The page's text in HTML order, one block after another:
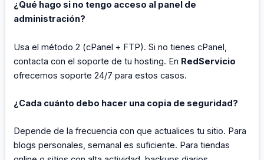
¿Qué hago si no tengo acceso al panel de
administración?
Usa el método 2 (cPanel + FTP). Si no tienes cPanel,
contacta con el soporte de tu hosting. En RedServicio
ofrecemos soporte 24/7 para estos casos.
¿Cada cuánto debo hacer una copia de seguridad?
Depende de la frecuencia con que actualices tu sitio. Para
blogs personales, semanal es suficiente. Para tiendas